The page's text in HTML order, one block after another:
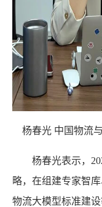
杨春光 中国物流
杨春光表示，
略，在组建专家智
物流大模型标准建